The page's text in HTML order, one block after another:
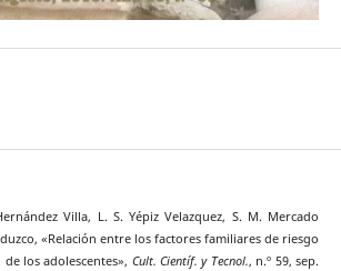
Villa, L. S. Yépiz Velazquez, S. M. Mercado
«Relación entre los factores familiares de riesgo
los adolescentes», Cult. Científ. y Tecnol., n.º 59, sep.